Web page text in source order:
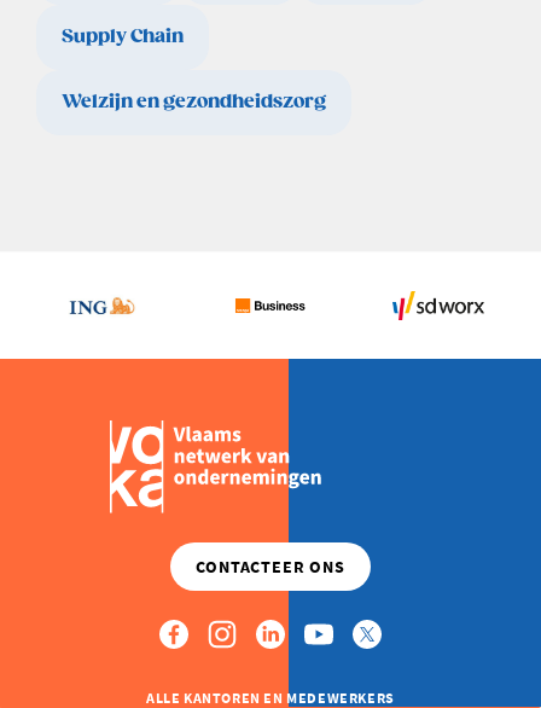
Supply Chain
Welzijn en gezondheidszorg
ALLE KANTOREN EN MEDEWERKERS